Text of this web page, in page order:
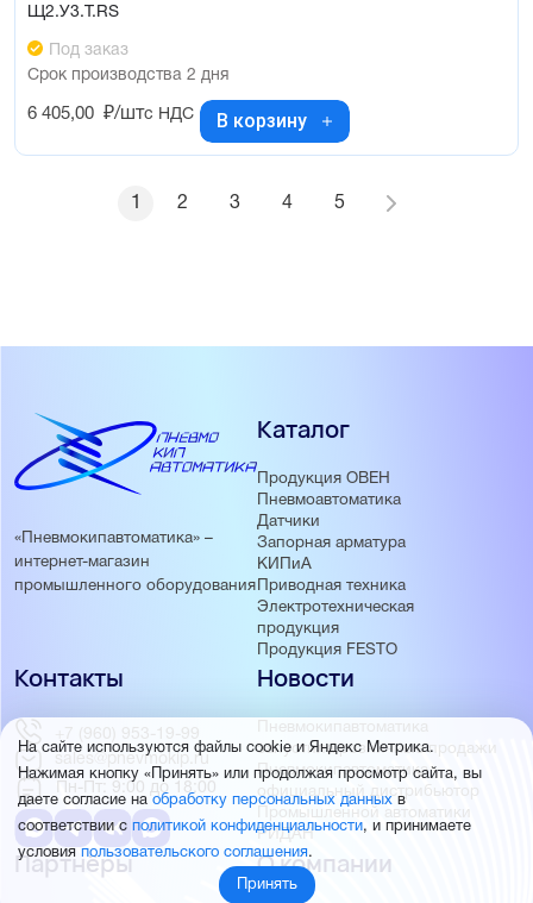
Щ2.У3.Т.RS
Под заказ
Срок производства 2 дня
6 405,00 ₽/штс НДС В корзину
1 2 3 4 5
«Пневмокипавтоматика» –
интернет-магазин
промышленного оборудования
Каталог
Продукция ОВЕН
Пневмоавтоматика
Датчики
Запорная арматура
КИПиА
Приводная техника
Электротехническая
продукция
Продукция FESTO
Новости
Пневмокипавтоматика
запустила розничные продажи
Пневмокипавтоматика –
официальный дистрибьютор
Промышленной автоматики
РИДАН
Партнёры О компании
Контакты
+7 (960) 953-19-99
sales@pnevmokip.ru
Пн-Пт: 9:00 до 18:00
На сайте используются файлы cookie и Яндекс Метрика.
Нажимая кнопку «Принять» или продолжая просмотр сайта, вы
даете согласие наобработку персональных данных в
соответствии с политикой конфиденциальности, и принимаете
условия пользовательского соглашения.
Принять